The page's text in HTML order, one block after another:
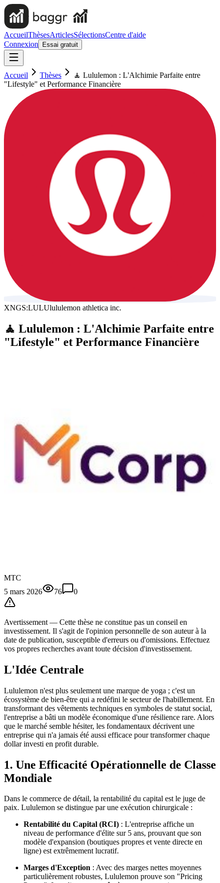
AccueilThèsesArticlesSélectionsCentre d'aide
Connexion
Essai gratuit
Accueil Thèses
🧘 Lululemon : L'Alchimie Parfaite entre
"Lifestyle" et Performance Financière
XNGS:LULUlululemon athletica inc.
🧘 Lululemon : L'Alchimie Parfaite entre
"Lifestyle" et Performance Financière
MTC
5 mars 2026
76 0
Avertissement — Cette thèse ne constitue pas un conseil en
investissement. Il s'agit de l'opinion personnelle de son auteur à la
date de publication, susceptible d'erreurs ou d'omissions. Effectuez
vos propres recherches avant toute décision d'investissement.
L'Idée Centrale
Lululemon n'est plus seulement une marque de yoga ; c'est un
écosystème de bien-être qui a redéfini le secteur de l'habillement. En
transformant des vêtements techniques en symboles de statut social,
l'entreprise a bâti un modèle économique d'une résilience rare. Alors
que le marché semble hésiter, les fondamentaux décrivent une
entreprise qui n'a jamais été aussi efficace pour transformer chaque
dollar investi en profit durable.
1. Une Efficacité Opérationnelle de Classe
Mondiale
Dans le commerce de détail, la rentabilité du capital est le juge de
paix. Lululemon se distingue par une exécution chirurgicale :
Rentabilité du Capital (RCI) : L'entreprise affiche un
niveau de performance d'élite sur 5 ans, prouvant que son
modèle d'expansion (boutiques propres et vente directe en
ligne) est extrêmement lucratif.
Marges d'Exception : Avec des marges nettes moyennes
particulièrement robustes, Lululemon prouve son "Pricing